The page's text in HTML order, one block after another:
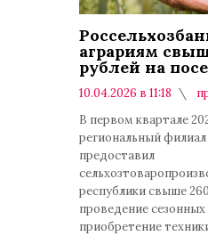
аграриям
рублей на
10.04.2026 в 11:18
В первом квартале
региональный филиал
предоставил
республики свыше
проведение
приобретение